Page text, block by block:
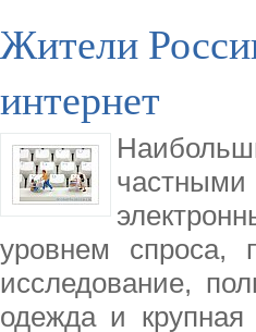
Жители
интернет
уровнем спроса,
исследование,
одежда и